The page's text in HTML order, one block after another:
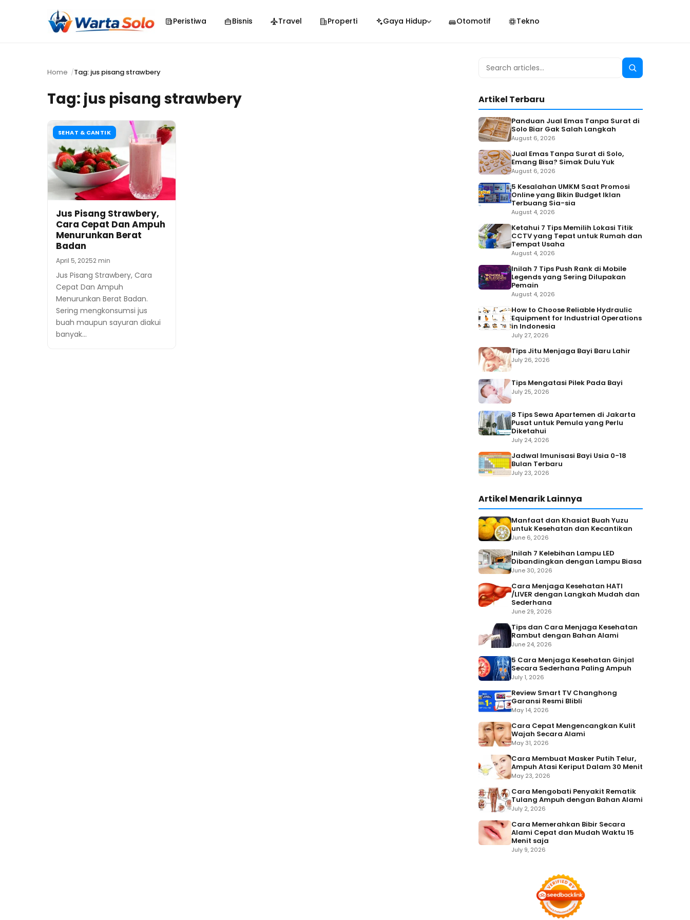
Peristiwa Bisnis Travel Properti Gaya Hidup Otomotif Tekno
Home Tag: jus pisang strawbery
Tag: jus pisang strawbery
SEHAT & CANTIK
Jus Pisang Strawbery,
Cara Cepat Dan Ampuh
Menurunkan Berat
Badan
April 5, 20252 min
Jus Pisang Strawbery, Cara
Cepat Dan Ampuh
Menurunkan Berat Badan.
Sering mengkonsumsi jus
buah maupun sayuran diakui
banyak…
Search
Search
Artikel Terbaru
Panduan Jual Emas Tanpa Surat di
Solo Biar Gak Salah Langkah
August 6, 2026
Jual Emas Tanpa Surat di Solo,
Emang Bisa? Simak Dulu Yuk
August 6, 2026
5 Kesalahan UMKM Saat Promosi
Online yang Bikin Budget Iklan
Terbuang Sia-sia
August 4, 2026
Ketahui 7 Tips Memilih Lokasi Titik
CCTV yang Tepat untuk Rumah dan
Tempat Usaha
August 4, 2026
Inilah 7 Tips Push Rank di Mobile
Legends yang Sering Dilupakan
Pemain
August 4, 2026
How to Choose Reliable Hydraulic
Equipment for Industrial Operations
in Indonesia
July 27, 2026
Tips Jitu Menjaga Bayi Baru Lahir
July 26, 2026
Tips Mengatasi Pilek Pada Bayi
July 25, 2026
8 Tips Sewa Apartemen di Jakarta
Pusat untuk Pemula yang Perlu
Diketahui
July 24, 2026
Jadwal Imunisasi Bayi Usia 0-18
Bulan Terbaru
July 23, 2026
Artikel Menarik Lainnya
Manfaat dan Khasiat Buah Yuzu
untuk Kesehatan dan Kecantikan
June 6, 2026
Inilah 7 Kelebihan Lampu LED
Dibandingkan dengan Lampu Biasa
June 30, 2026
Cara Menjaga Kesehatan HATI
/LIVER dengan Langkah Mudah dan
Sederhana
June 29, 2026
Tips dan Cara Menjaga Kesehatan
Rambut dengan Bahan Alami
June 24, 2026
5 Cara Menjaga Kesehatan Ginjal
Secara Sederhana Paling Ampuh
July 1, 2026
Review Smart TV Changhong
Garansi Resmi Blibli
May 14, 2026
Cara Cepat Mengencangkan Kulit
Wajah Secara Alami
May 31, 2026
Cara Membuat Masker Putih Telur,
Ampuh Atasi Keriput Dalam 30 Menit
May 23, 2026
Cara Mengobati Penyakit Rematik
Tulang Ampuh dengan Bahan Alami
July 2, 2026
Cara Memerahkan Bibir Secara
Alami Cepat dan Mudah Waktu 15
Menit saja
July 9, 2026